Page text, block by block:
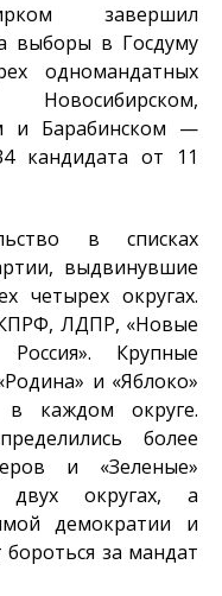
завершил
выборы в Госдуму
одномандатных
и Барабинском —
кандидата от 11
в списках
выдвинувшие
четырех округах.
КПРФ, ЛДПР, «Новые
Крупные
и «Яблоко»
каждом округе.
более
и «Зеленые»
двух округах, а
демократии и
бороться за мандат